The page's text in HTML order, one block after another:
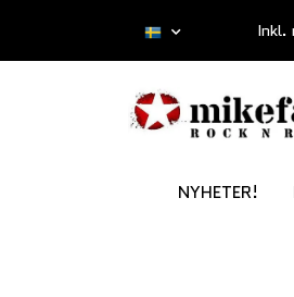
Inkl.
NYHETER!